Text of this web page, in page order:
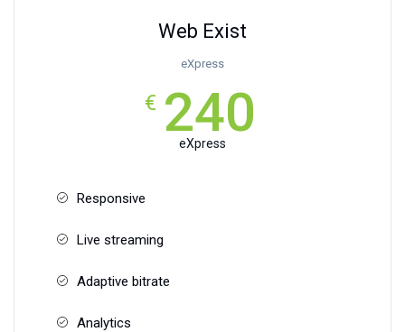
Web Exist
eXpress
€ 240
eXpress
Responsive
Live streaming
Adaptive bitrate
Analytics